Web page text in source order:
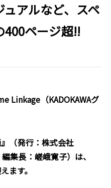
アルなど、スペ
400ページ超!!
Linkage（KADOKAWAグ
（発行：株式会社
集長：嵯峨寛子）は、
ます。